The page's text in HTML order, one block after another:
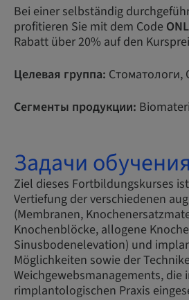
Bei einer selbständig
profitieren Sie mit dem Code
Rabatt über 20% auf den
Целевая группа: Стоматологи,
Сегменты продукции:
Задачи обучения
Ziel dieses Fortbildungskurses
Vertiefung der verschiedenen
(Membranen,
Knochenblöcke, allogene
Sinusbodenelevation) und
Möglichkeiten sowie der
Weichgewebsmanagements, die
rimplantologischen Praxis